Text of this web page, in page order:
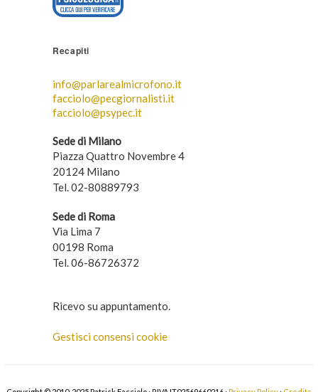
Recapiti
info@parlarealmicrofono.it
facciolo@pecgiornalisti.it
facciolo@psypec.it
Sede di Milano
Piazza Quattro Novembre 4
20124 Milano
Tel. 02-80889793
Sede di Roma
Via Lima 7
00198 Roma
Tel. 06-86726372
Ricevo su appuntamento.
Gestisci consensi cookie